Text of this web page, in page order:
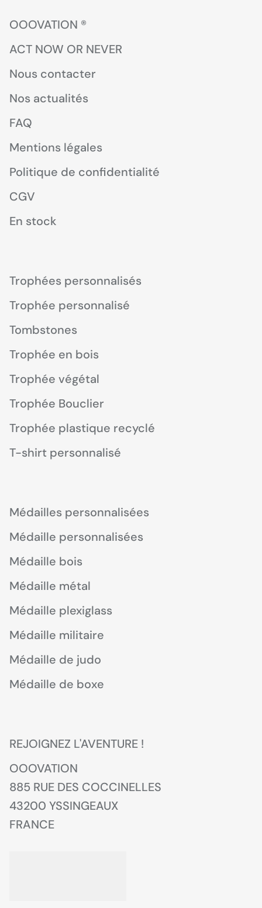
OOOVATION ®
ACT NOW OR NEVER
Nous contacter
Nos actualités
FAQ
Mentions légales
Politique de confidentialité
CGV
En stock
Trophées personnalisés
Trophée personnalisé
Tombstones
Trophée en bois
Trophée végétal
Trophée Bouclier
Trophée plastique recyclé
T-shirt personnalisé
Médailles personnalisées
Médaille personnalisées
Médaille bois
Médaille métal
Médaille plexiglass
Médaille militaire
Médaille de judo
Médaille de boxe
REJOIGNEZ L'AVENTURE !
OOOVATION
885 RUE DES COCCINELLES
43200 YSSINGEAUX
FRANCE